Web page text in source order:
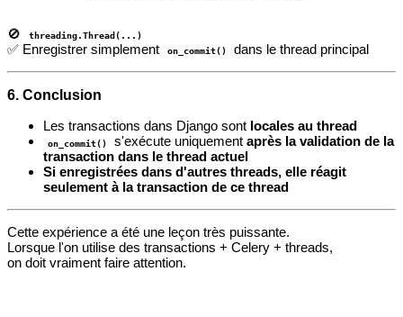
🚫 threading.Thread(...)
✅ Enregistrer simplement on_commit() dans le thread principal
6. Conclusion
Les transactions dans Django sont locales au thread
on_commit() s'exécute uniquementaprès la validation de la
transaction dans le thread actuel
Si enregistrées dans d'autres threads, elle réagit
seulement à la transaction de ce thread
Cette expérience a été une leçon très puissante.
Lorsque l'on utilise des transactions + Celery + threads,
on doit vraiment faire attention.